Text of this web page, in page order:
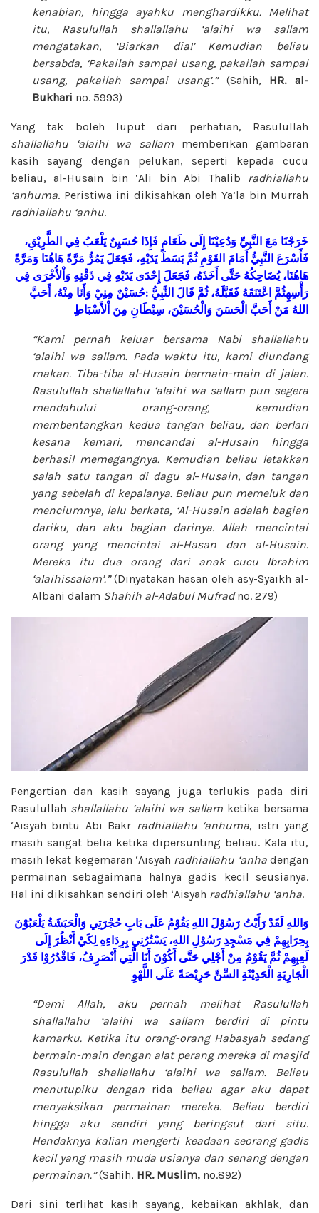
kenabian, hingga ayahku menghardikku. Melihat
itu, Rasulullah shallallahu ‘alaihi wa sallam
mengatakan, ‘Biarkan dia!’ Kemudian beliau
bersabda, ‘Pakailah sampai usang, pakailah sampai
usang, pakailah sampai usang’.” (Sahih, HR. al-
Bukhari no. 5993)
Yang tak boleh luput dari perhatian, Rasulullah
shallallahu ‘alaihi wa sallam memberikan gambaran
kasih sayang dengan pelukan, seperti kepada cucu
beliau, al-Husain bin ‘Ali bin Abi Thalib
radhiallahu
‘anhuma. Peristiwa ini dikisahkan oleh Ya’la bin Murrah
radhiallahu ‘anhu.
خَرَجْنَا مَعَ النَّبِيِّ وَدُعِيْنَا إِلَى طَعَامٍ فَإِذَا حُسَيِنٌ يَلْعَبُ فِي الطَّرِيْقِ،
فَأَسْرَعَ النَّبِيُّ أَمَامَ القَوْمِ ثُمَّ بَسَطَ يَدَيْهِ، فَجَعَلَ يَمُرُّ مَرَّةً هَاهُنَا وَمَرَّةً
هَاهُنَا، يُضَاحِكُهُ حَتَّى أَخَذَهُ، فَجَعَلَ إِحْدَى يَدَيْهِ فِي ذَقْنِهِ وَاْلأُخْرَى فِي
رَأْسِهِثُمَّ اعْتَنَقَهُ فَقَبَّلَهُ، ثُمَّ قَالَ النَّبِيُّ :حُسَيْنٌ مِنِيْ وَأَنَا مِنْهُ، أَحَبَّ
اللهُ مَنْ أَحَبَّ الْحَسَنَ وَالْحُسَيْنَ، سِبْطَانِ مِنَ اْلأَسْبَاطِ
“Kami pernah keluar bersama Nabi shallallahu
‘alaihi wa sallam. Pada waktu itu, kami diundang
makan. Tiba-tiba al-Husain bermain-main di jalan.
Rasulullah shallallahu ‘alaihi wa sallam pun segera
mendahului orang-orang, kemudian
membentangkan kedua tangan beliau, dan berlari
kesana kemari, mencandai al-Husain hingga
berhasil memegangnya. Kemudian beliau letakkan
salah satu tangan di dagu al–Husain, dan tangan
yang sebelah di kepalanya. Beliau pun memeluk dan
menciumnya, lalu berkata, ‘Al-Husain adalah bagian
dariku, dan aku bagian darinya. Allah mencintai
orang yang mencintai al-Hasan dan al-Husain.
Mereka itu dua orang dari anak cucu Ibrahim
‘alaihissalam’.”(Dinyatakan hasan oleh asy-Syaikh al-
Albani dalam Shahih al-Adabul Mufradno. 279)
Pengertian dan kasih sayang juga terlukis pada diri
Rasulullah shallallahu ‘alaihi wa sallam ketika bersama
‘Aisyah bintu Abi Bakr radhiallahu ‘anhuma, istri yang
masih sangat belia ketika dipersunting beliau. Kala itu,
masih lekat kegemaran ‘Aisyah radhiallahu ‘anhadengan
permainan sebagaimana halnya gadis kecil seusianya.
Hal ini dikisahkan sendiri oleh ‘Aisyah radhiallahu ‘anha.
وَاللهِ لَقَدْ رَأَيْتُ رَسُوْلَ اللهِ يَقُوْمُ عَلَى بَابِ حُجْرَتِي وَالْحَبَشَةُ يَلْعَبُوْنَ
بِحِرَابِهِمْ فِي مَسْجِدِ رَسُوْلِ اللهِ، يَسْتُرُنِي بِرِدَاءِهِ لِكَيْ أَنْظُرَ إِلَى
لَعِبِهِمْ ثُمَّ يَقُوْمُ مِنْ أَجْلِي حَتَّى أَكُوْنَ أَنَا الَّتِي أَنْصَرِفُ، فَاقْدُرُوْا قَدْرَ
الْجَارِيَةِ الْحَدِيْثَةِ السِّنِّ حَرِيْصَةً عَلَى اللَّهْوِ
“Demi Allah, aku pernah melihat Rasulullah
shallallahu ‘alaihi wa sallam
berdiri di pintu
kamarku. Ketika itu orang-orang Habasyah sedang
bermain-main dengan alat perang mereka di masjid
Rasulullah shallallahu ‘alaihi wa sallam. Beliau
menutupiku dengan rida
beliau agar aku dapat
menyaksikan permainan mereka. Beliau berdiri
hingga aku sendiri yang beringsut dari situ.
Hendaknya kalian mengerti keadaan seorang gadis
kecil yang masih muda usianya dan senang dengan
permainan.”(Sahih, HR. Muslim, no.892)
Dari sini terlihat kasih sayang, kebaikan akhlak, dan